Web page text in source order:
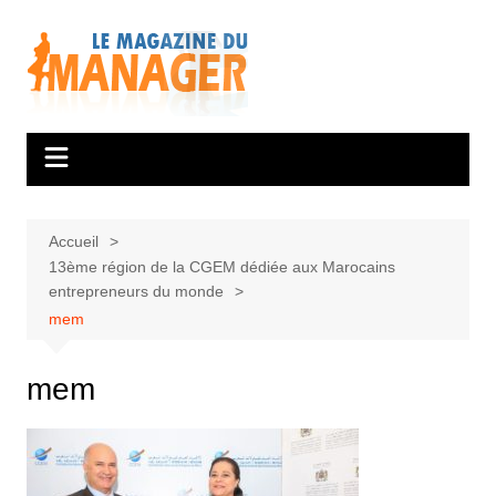
contenu
Accueil
13ème région de la CGEM dédiée aux Marocains
entrepreneurs du monde
mem
mem